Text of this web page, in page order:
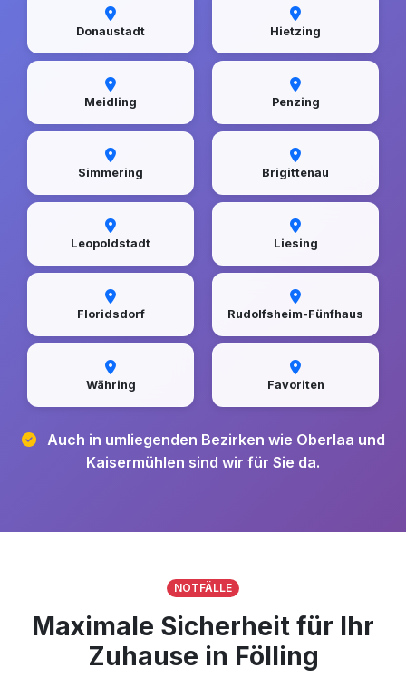
Donaustadt Hietzing
Meidling Penzing
Simmering Brigittenau
Leopoldstadt Liesing
Floridsdorf Rudolfsheim-Fünfhaus
Währing Favoriten
Auch in umliegenden Bezirken wie Oberlaa und
Kaisermühlen sind wir für Sie da.
NOTFÄLLE
Maximale Sicherheit für Ihr
Zuhause in Fölling